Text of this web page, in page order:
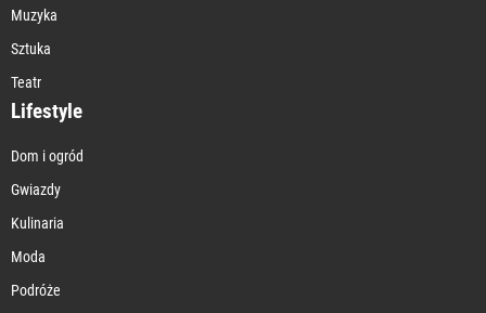
Muzyka
Sztuka
Teatr
Lifestyle
Dom i ogród
Gwiazdy
Kulinaria
Moda
Podróże